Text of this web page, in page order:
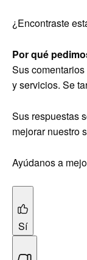
¿Encontraste
Por qué
Sus
y servicios. Se
Sus respuestas
mejorar nuestro
Ayúdanos a
Sí